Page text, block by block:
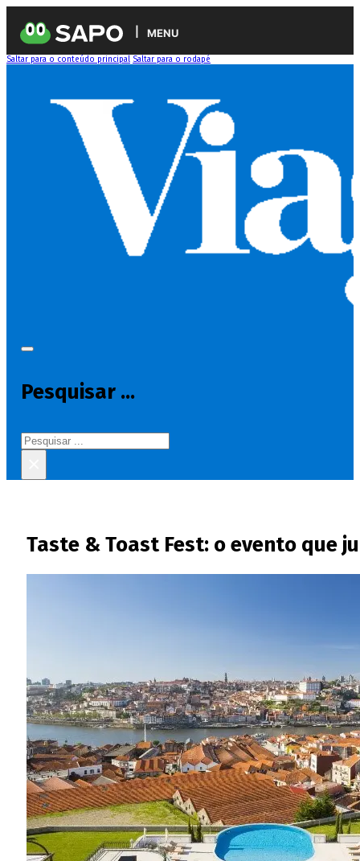
MENU
Saltar para o conteúdo principal Saltar para o rodapé
Pesquisar ...
Pesquisar
Taste & Toast Fest: o evento que